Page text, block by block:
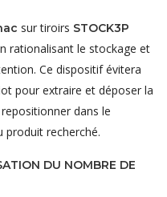
sur tiroirs STOCK3P
rationalisant le stockage et
Ce dispositif évitera
pour extraire et déposer la
dans le
produit recherché.
DU NOMBRE DE